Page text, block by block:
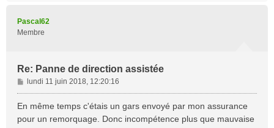
Pascal62
Membre
Re: Panne de direction assistée
M
e
s
lundi 11 juin 2018, 12:20:16
En même temps c'étais un gars envoyé par mon assurance
pour un remorquage. Donc incompétence plus que mauvaise